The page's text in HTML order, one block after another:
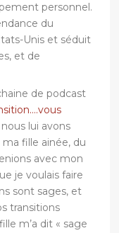
personnel.
du
Unis et séduit
et de
de podcast
lui avons
fille ainée, du
avec mon
je voulais faire
sont sages, et
transitions
m’a dit « sage